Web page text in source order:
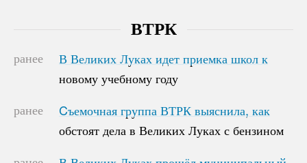
ВТРК
ранее
В Великих Луках идет приемка школ к
новому учебному году
В Великих Луках идет приемка школ к
новому учебному году
ранее
Cъемочная группа ВТРК выяснила, как
обстоят дела в Великих Луках с бензином
Cъемочная группа ВТРК выяснила, как
обстоят дела в Великих Луках с бензином